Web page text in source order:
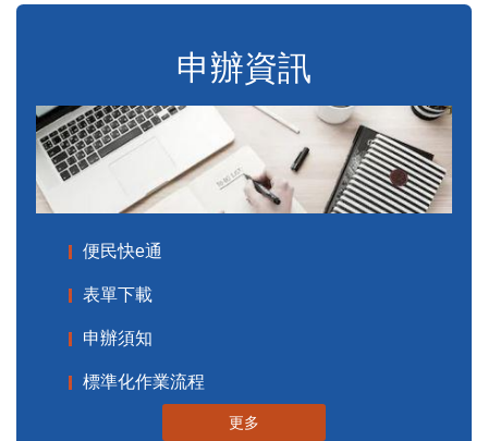
申辦資訊
便民快e通
表單下載
申辦須知
標準化作業流程
更多